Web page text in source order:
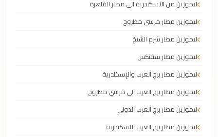
ليموزين من الاسكندرية الى مطار القاهرة
ليموزين مطار مرسي مطروح
ليموزين مطار شرم الشيخ
ليموزين مطار سفنكس
ليموزين مطار برج العرب والإسكندرية
ليموزين مطار برج العرب الي مرسي مطروح
ليموزين مطار برج العرب الدولي
ليموزين مطار برج العرب الاسكندرية